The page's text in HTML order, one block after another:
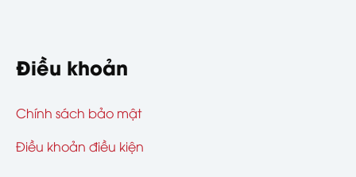
Điều khoản
Chính sách bảo mật
Điều khoản điều kiện